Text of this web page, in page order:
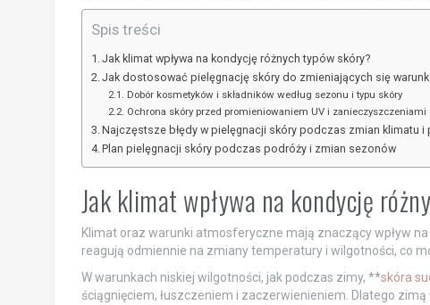
Spis treści
Jak klimat wpływa na kondycję różnych typów skóry?
Jak dostosować pielęgnację skóry do zmieniających się
Dobór kosmetyków i składników według sezonu i typu skóry
Ochrona skóry przed promieniowaniem UV i zanieczyszczeniami
Najczęstsze błędy w pielęgnacji skóry podczas zmian klimatu i
Plan pielęgnacji skóry podczas podróży i zmian sezonów
Jak klimat wpływa na kondycję
Klimat oraz warunki atmosferyczne mają znaczący wpływ
reagują odmiennie na zmiany temperatury i wilgotności, co
W warunkach niskiej wilgotności, jak podczas zimy, **skóra
ściągnięciem, łuszczeniem i zaczerwienieniem. Dlatego